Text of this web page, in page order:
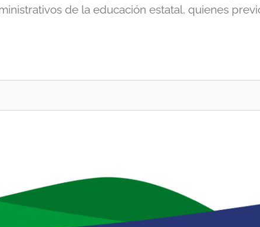
de la educación estatal, quienes